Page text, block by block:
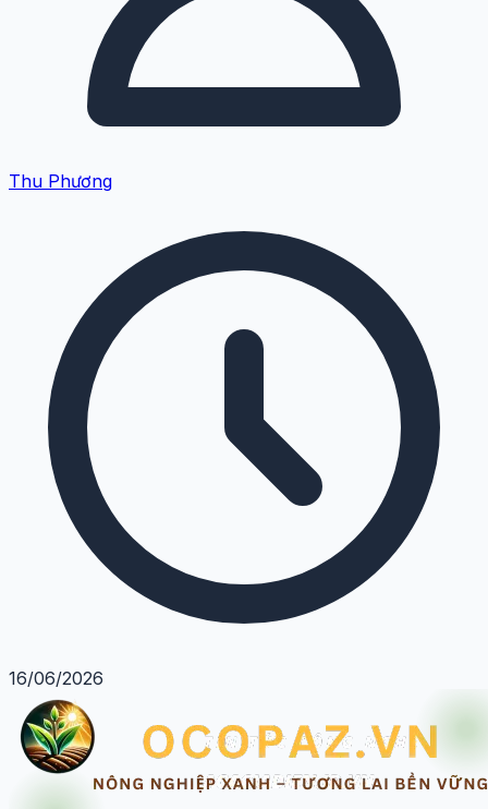
Thu Phương
16/06/2026